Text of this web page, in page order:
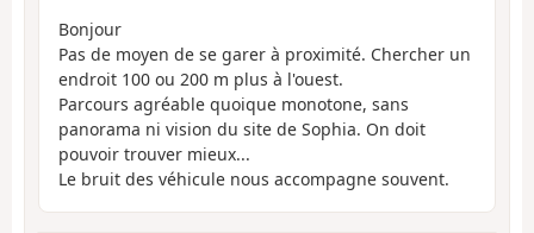
Bonjour
Pas de moyen de se garer à proximité. Chercher un
endroit 100 ou 200 m plus à l'ouest.
Parcours agréable quoique monotone, sans
panorama ni vision du site de Sophia. On doit
pouvoir trouver mieux...
Le bruit des véhicule nous accompagne souvent.